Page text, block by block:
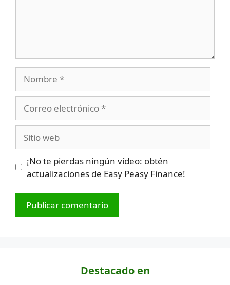
electrónico
web
¡No te pierdas ningún vídeo: obtén
actualizaciones de Easy Peasy Finance!
Destacado en